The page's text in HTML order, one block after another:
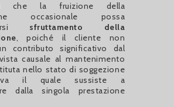
che la fruizione della
occasionale possa
sfruttamento della
, poiché il cliente non
contributo significativo dal
causale al mantenimento
nello stato di soggezione
il quale sussiste a
dalla singola prestazione